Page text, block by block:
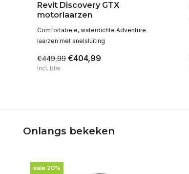
Revit Discovery GTX
motorlaarzen
Comfortabele, waterdichte Adventure
laarzen met snelsluiting
€449,99 €404,99
Incl. btw
Onlangs bekeken
sale 20%